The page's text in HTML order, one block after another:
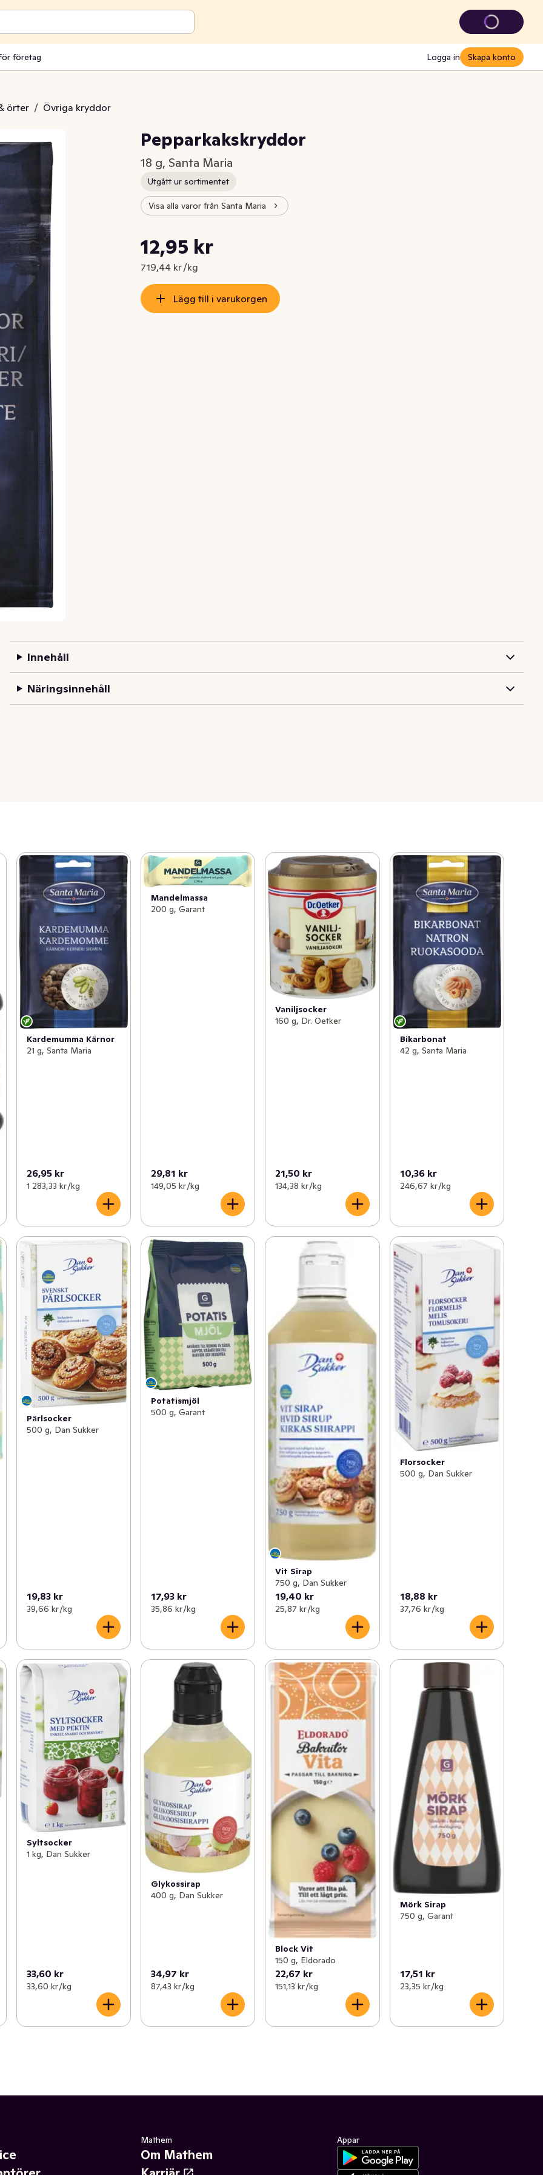
företag Logga in Skapa konto
örter / Övriga kryddor
Pepparkakskryddor
18 g, Santa Maria
Utgått ur sortimentet
Visa alla varor från Santa Maria
Nuvarande pris är: 12,95 kr
12,95 kr
719,44 kr /kg
Styckpris: 719,44 kr /kg
Lägg till i varukorgen
Innehåll
Näringsinnehåll
Kardemumma Kärnor
21 g, Santa Maria
26,95 kr
1 283,33 kr /kg
Mandelmassa
200 g, Garant
29,81 kr
149,05 kr /kg
Vaniljsocker
160 g, Dr. Oetker
21,50 kr
134,38 kr /kg
Bikarbonat
42 g, Santa Maria
10,36 kr
246,67 kr /kg
Pärlsocker
500 g, Dan Sukker
19,83 kr
39,66 kr /kg
Potatismjöl
500 g, Garant
17,93 kr
35,86 kr /kg
Vit Sirap
750 g, Dan Sukker
19,40 kr
25,87 kr /kg
Florsocker
500 g, Dan Sukker
18,88 kr
37,76 kr /kg
Syltsocker
1 kg, Dan Sukker
33,60 kr
33,60 kr /kg
Glykossirap
400 g, Dan Sukker
34,97 kr
87,43 kr /kg
Block Vit
150 g, Eldorado
22,67 kr
151,13 kr /kg
Mörk Sirap
750 g, Garant
17,51 kr
23,35 kr /kg
Mathem
Om Mathem
Appar